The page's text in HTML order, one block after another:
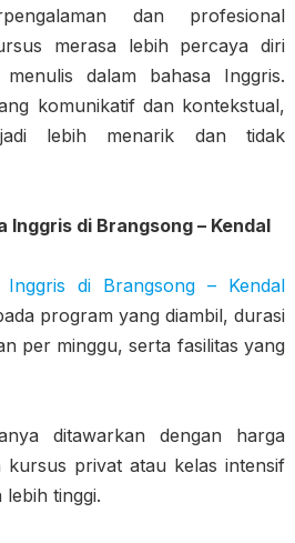
dan profesional
merasa lebih percaya diri
dalam bahasa Inggris.
komunikatif dan kontekstual,
lebih menarik dan tidak
Inggris di Brangsong – Kendal
Inggris di Brangsong – Kendal
program yang diambil, durasi
per minggu, serta fasilitas yang
ditawarkan dengan harga
kursus privat atau kelas intensif
lebih tinggi.